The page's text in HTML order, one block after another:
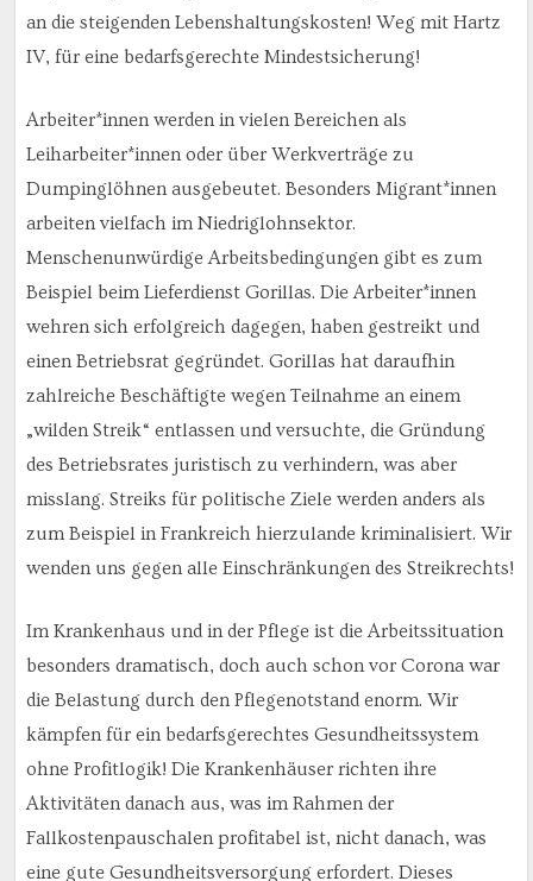
an die steigenden Lebenshaltungskosten! Weg mit Hartz
IV, für eine bedarfsgerechte Mindestsicherung!
Arbeiter*innen werden in vielen Bereichen als
Leiharbeiter*innen oder über Werkverträge zu
Dumpinglöhnen ausgebeutet. Besonders Migrant*innen
arbeiten vielfach im Niedriglohnsektor.
Menschenunwürdige Arbeitsbedingungen gibt es zum
Beispiel beim Lieferdienst Gorillas. Die Arbeiter*innen
wehren sich erfolgreich dagegen, haben gestreikt und
einen Betriebsrat gegründet. Gorillas hat daraufhin
zahlreiche Beschäftigte wegen Teilnahme an einem
„wilden Streik“ entlassen und versuchte, die Gründung
des Betriebsrates juristisch zu verhindern, was aber
misslang. Streiks für politische Ziele werden anders als
zum Beispiel in Frankreich hierzulande kriminalisiert. Wir
wenden uns gegen alle Einschränkungen des Streikrechts!
Im Krankenhaus und in der Pflege ist die Arbeitssituation
besonders dramatisch, doch auch schon vor Corona war
die Belastung durch den Pflegenotstand enorm. Wir
kämpfen für ein bedarfsgerechtes Gesundheitssystem
ohne Profitlogik! Die Krankenhäuser richten ihre
Aktivitäten danach aus, was im Rahmen der
Fallkostenpauschalen profitabel ist, nicht danach, was
eine gute Gesundheitsversorgung erfordert. Dieses